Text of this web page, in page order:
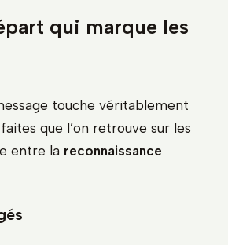
qui marque les
touche véritablement
que l’on retrouve sur les
entre la reconnaissance